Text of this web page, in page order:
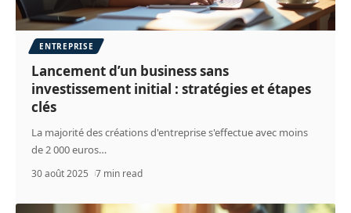
ENTREPRISE
Lancement d’un business sans
investissement initial : stratégies et étapes
clés
La majorité des créations d'entreprise s'effectue avec moins
de 2 000 euros…
30 août 2025 7 min read